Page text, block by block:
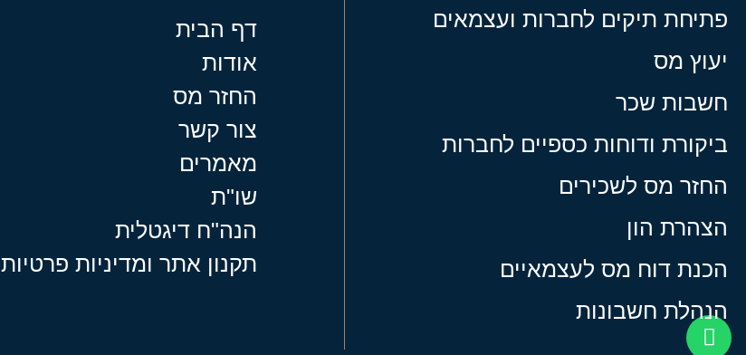
פתיחת תיקים לחברות ועצמאים
יעוץ מס
חשבות שכר
ביקורת ודוחות כספיים לחברות
החזר מס לשכירים
הצהרת הון
הכנת דוח מס לעצמאיים
הנהלת חשבונות
דף הבית
אודות
החזר מס
צור קשר
מאמרים
שו"ת
הנה"ח דיגטלית
תקנון אתר ומדיניות פרטיות